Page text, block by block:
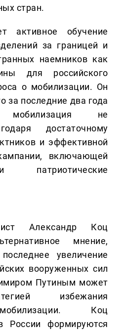
стран.
активное обучение
за границей и
наемников как
для российского
о мобилизации. Он
за последние два года
мобилизация не
достаточному
и эффективной
включающей
Александр Коц
мнение,
увеличение
вооруженных сил
Путиным может
избежания
Коц
России формируются